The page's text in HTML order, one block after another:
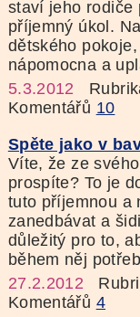
staví jeho rodiče
příjemný úkol.
dětského
nápomocna a
5.3.2012
Komentářů 10
Spěte jako v
Víte, že ze
prospíte? To je
tuto příjemnou a
zanedbávat a
důležitý pro to,
během něj
27.2.2012
Komentářů 4